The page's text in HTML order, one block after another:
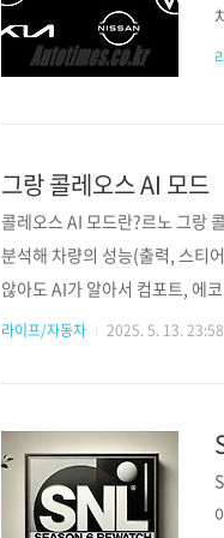
그랑 콜레오스 AI 모드
콜레오스 AI 모드란?르노 그랑
분석해 차량의 성능(출력, 스티
않아도 AI가 알아서 컴포트, 에
동, 핸들링, 도로 상태(예: 눈길,
라이프/자동차 2025. 5. 13. 23:58